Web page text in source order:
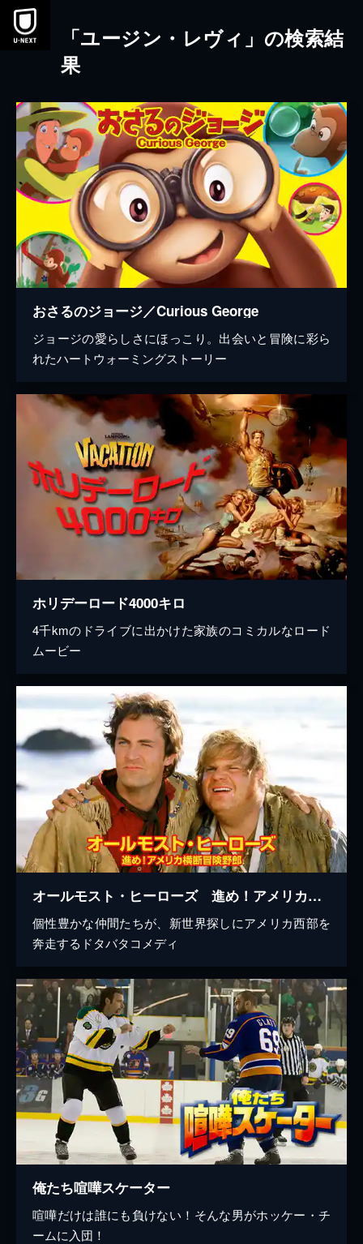
本文へスキップ
「ユージン・レヴィ」の検索結
果
おさるのジョージ／Curious George
ジョージの愛らしさにほっこり。出会いと冒険に彩ら
れたハートウォーミングストーリー
ホリデーロード4000キロ
4千kmのドライブに出かけた家族のコミカルなロード
ムービー
オールモスト・ヒーローズ 進め！アメリカ横断冒険野郎
個性豊かな仲間たちが、新世界探しにアメリカ西部を
奔走するドタバタコメディ
俺たち喧嘩スケーター
喧嘩だけは誰にも負けない！そんな男がホッケー・チ
ームに入団！